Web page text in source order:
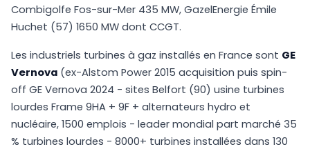
Combigolfe Fos-sur-Mer 435 MW, GazelEnergie Émile
Huchet (57) 1650 MW dont CCGT.
Les industriels turbines à gaz installés en France sont GE
Vernova (ex-Alstom Power 2015 acquisition puis spin-
off GE Vernova 2024 - sites Belfort (90) usine turbines
lourdes Frame 9HA + 9F + alternateurs hydro et
nucléaire, 1500 emplois - leader mondial part marché 35
% turbines lourdes - 8000+ turbines installées dans 130